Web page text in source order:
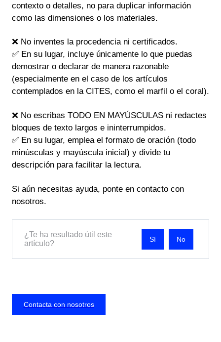
contexto o detalles, no para duplicar información
como las dimensiones o los materiales.
❌ No inventes la procedencia ni certificados.
✅ En su lugar, incluye únicamente lo que puedas
demostrar o declarar de manera razonable
(especialmente en el caso de los artículos
contemplados en la CITES, como el marfil o el coral).
❌ No escribas TODO EN MAYÚSCULAS ni redactes
bloques de texto largos e ininterrumpidos.
✅ En su lugar, emplea el formato de oración (todo
minúsculas y mayúscula inicial) y divide tu
descripción para facilitar la lectura.
Si aún necesitas ayuda, ponte en contacto con
nosotros.
¿Te ha resultado útil este
artículo?
No
Contacta con nosotros